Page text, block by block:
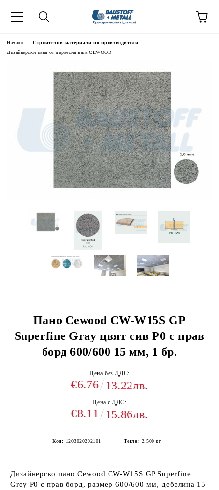
Начало
Строителни материали по производители
Дизайнерски пана от дървесна вата CEWOOD
Пано Cewood CW-W15S GP
Superfine Gray цвят сив P0 с прав
борд 600/600 15 мм, 1 бр.
Цена без ДДС:
€6.76 13.22лв.
Цена с ДДС:
€8.11 15.86лв.
Код: 1203020202101 Тегло: 2.500 кг
Дизайнерско пано Cewood CW-W15S GP Superfine
Grey P0 с прав борд, размер 600/600 мм, дебелина 15